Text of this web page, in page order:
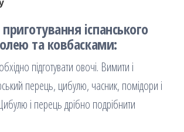
іспанського
та ковбасками:
підготувати овочі. Вимити і
перець, цибулю, часник, помідори і
і перець дрібно подрібнити